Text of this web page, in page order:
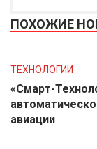
ПОХОЖИЕ
ТЕХНОЛОГИИ
«Смарт-
авиации